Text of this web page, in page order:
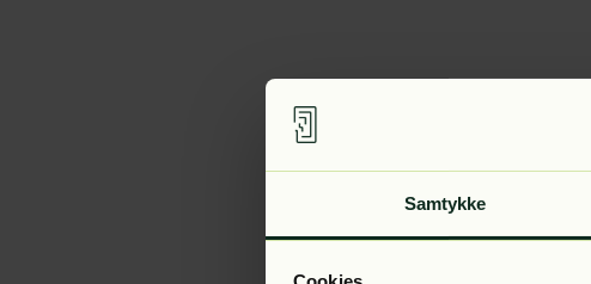
Samtykke